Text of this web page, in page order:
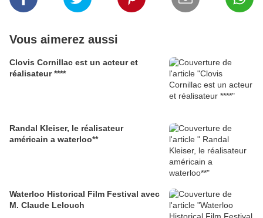
Vous aimerez aussi
Clovis Cornillac est un acteur et
réalisateur ****
Randal Kleiser, le réalisateur
américain a waterloo**
Waterloo Historical Film Festival avec
M. Claude Lelouch